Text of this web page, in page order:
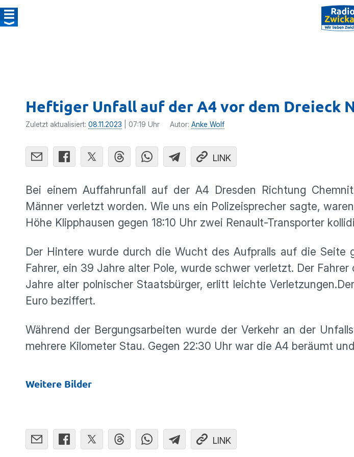
Heftiger Unfall auf der A4 vor dem Dreieck
Zuletzt aktualisiert: 08.11.2023 | 07:19 Uhr Autor: Anke Wolf
LINK
Bei einem Auffahrunfall auf der A4 Dresden Richtung
Männer verletzt worden. Wie uns ein Polizeisprecher sagte,
Höhe Klipphausen gegen 18:10 Uhr zwei Renault-Transporter
Der Hintere wurde durch die Wucht des Aufpralls auf die Seite
Fahrer, ein 39 Jahre alter Pole, wurde schwer verletzt. Der
Jahre alter polnischer Staatsbürger, erlitt leichte
Euro beziffert.
Während der Bergungsarbeiten wurde der Verkehr an der
mehrere Kilometer Stau. Gegen 22:30 Uhr war die A4 beräumt
Weitere Bilder
LINK